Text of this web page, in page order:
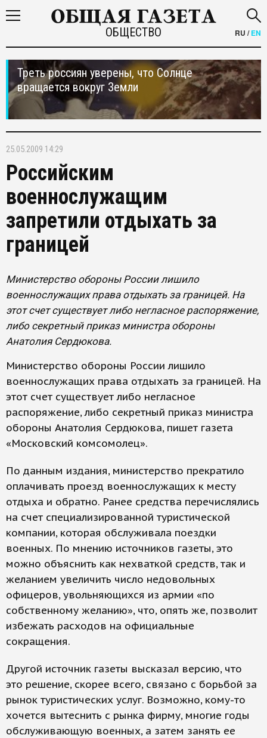
ОБЩЕСТВО RU /EN
Треть россиян уверены, что Солнце
вращается вокруг Земли
25.05.2009 14:29
Российским
военнослужащим
запретили отдыхать за
границей
Министерство обороны России лишило
военнослужащих права отдыхать за границей. На
этот счет существует либо негласное распоряжение,
либо секретный приказ министра обороны
Анатолия Сердюкова.
Министерство обороны России лишило
военнослужащих права отдыхать за границей. На
этот счет существует либо негласное
распоряжение, либо секретный приказ министра
обороны Анатолия Сердюкова, пишет газета
«Московский комсомолец».
По данным издания, министерство прекратило
оплачивать проезд военнослужащих к месту
отдыха и обратно. Ранее средства перечислялись
на счет специализированной туристической
компании, которая обслуживала поездки
военных. По мнению источников газеты, это
можно объяснить как нехваткой средств, так и
желанием увеличить число недовольных
офицеров, увольняющихся из армии «по
собственному желанию», что, опять же, позволит
избежать расходов на официальные
сокращения.
Другой источник газеты высказал версию, что
это решение, скорее всего, связано с борьбой за
рынок туристических услуг. Возможно, кому-то
хочется вытеснить с рынка фирму, многие годы
обслуживающую военных, а затем занять ее